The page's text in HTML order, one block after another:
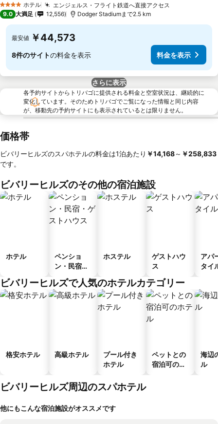
4 ホテルのランク
ホテル エンジェルス・フライト鉄道へ直接アクセス
9.0 大満足 12,556 Dodger Stadiumまで2.5 km
最安値 ￥44,573
8件のサイトの料金を表示 料金を表示
さらに表示
各予約サイトからトリバゴに提供される料金と空室状況は、継続的に
変化しています。そのためトリバゴでご覧になった情報と同じ内容
が、移動先の予約サイトにも表示されているとは限りません。
価格帯
ビバリーヒルズのスパホテルの料金は1泊あたり ‎￥14,168～ ‎￥258,833
です。
ビバリーヒルズのその他の宿泊施設
ホテル
ペンショ
ン・民宿・
ス
ホステル
ゲストハウ
ス
アパ
タイ
ビバリーヒルズで人気のホテルカテゴリー
格安ホテル 高級ホテル
プール付き
ホテル
ペットとの
宿泊可のホ
海辺
ル
ビバリーヒルズ周辺のスパホテル
他にもこんな宿泊施設がオススメです